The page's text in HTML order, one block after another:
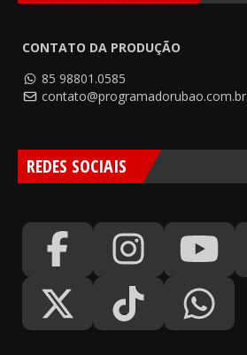
CONTATO DA PRODUÇÃO
85 98801.0585
contato@programadorubao.com.br
REDES SOCIAIS